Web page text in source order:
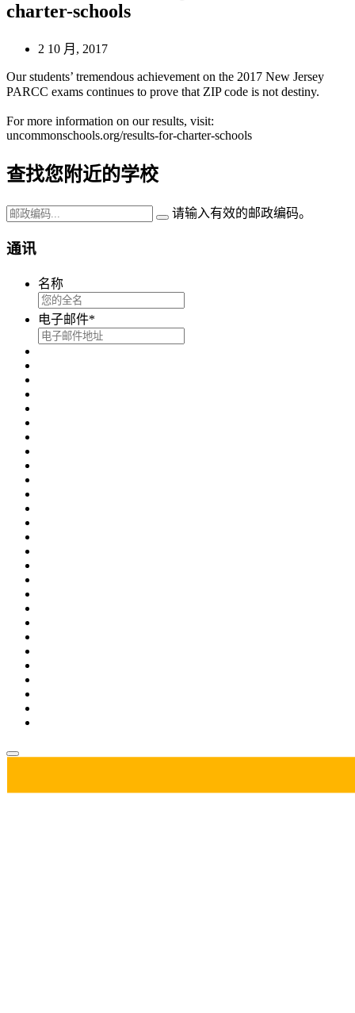
charter-schools
2 10 月, 2017
Our students’ tremendous achievement on the 2017 New Jersey
PARCC exams continues to prove that ZIP code is not destiny. ⠀
For more information on our results, visit:
uncommonschools.org/results-for-charter-schools
查找您附近的学校
请输入有效的邮政编码。
通讯
名称
电子邮件*